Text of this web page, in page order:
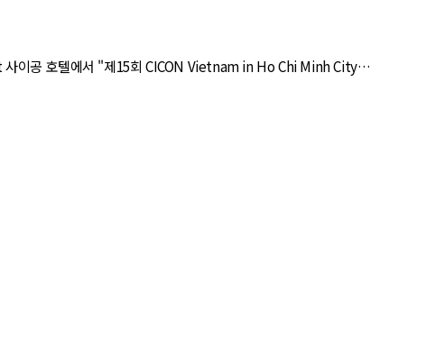
사이공 호텔에서 "제15회 CICON Vietnam in Ho Chi Minh City…